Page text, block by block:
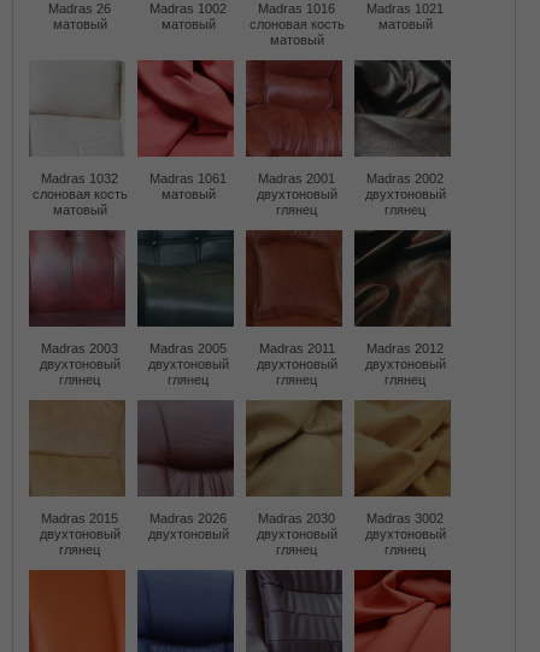
Madras 26
матовый
Madras 1002
матовый
Madras 1016
слоновая кость
матовый
Madras 1021
матовый
Madras 1032
слоновая кость
матовый
Madras 1061
матовый
Madras 2001
двухтоновый
глянец
Madras 2002
двухтоновый
глянец
Madras 2003
двухтоновый
глянец
Madras 2005
двухтоновый
глянец
Madras 2011
двухтоновый
глянец
Madras 2012
двухтоновый
глянец
Madras 2015
двухтоновый
глянец
Madras 2026
двухтоновый
Madras 2030
двухтоновый
глянец
Madras 3002
двухтоновый
глянец